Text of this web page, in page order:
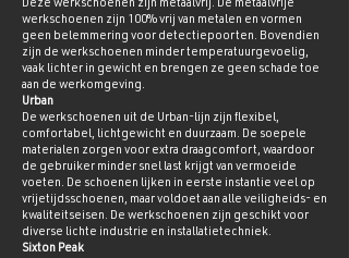
Deze werkschoenen zijn metaalvrij. De metaalvrije
werkschoenen zijn 100% vrij van metalen en vormen
geen belemmering voor detectiepoorten. Bovendien
zijn de werkschoenen minder temperatuurgevoelig,
vaak lichter in gewicht en brengen ze geen schade toe
aan de werkomgeving.
Urban
De werkschoenen uit de Urban-lijn zijn flexibel,
comfortabel, lichtgewicht en duurzaam. De soepele
materialen zorgen voor extra draagcomfort, waardoor
de gebruiker minder snel last krijgt van vermoeide
voeten. De schoenen lijken in eerste instantie veel op
vrijetijdsschoenen, maar voldoet aan alle veiligheids- en
kwaliteitseisen. De werkschoenen zijn geschikt voor
diverse lichte industrie en installatietechniek.
Sixton Peak